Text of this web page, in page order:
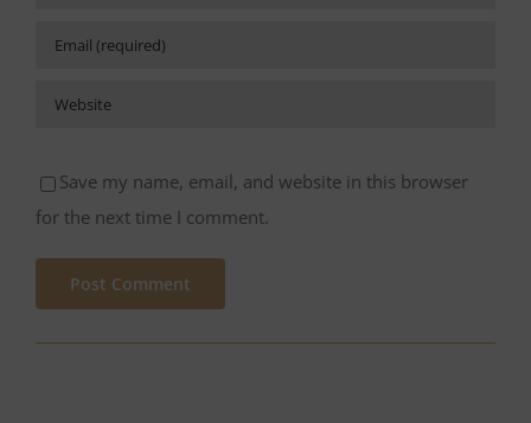
Save my name, email, and website in this browser
for the next time I comment.